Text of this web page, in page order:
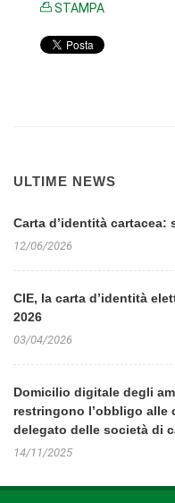
STAMPA
ULTIME NEWS
Carta d’identità cartacea:
12/06/2026
CIE, la carta d’identità
2026
03/04/2026
Domicilio digitale degli
restringono l’obbligo alle
delegato delle società di
14/11/2025